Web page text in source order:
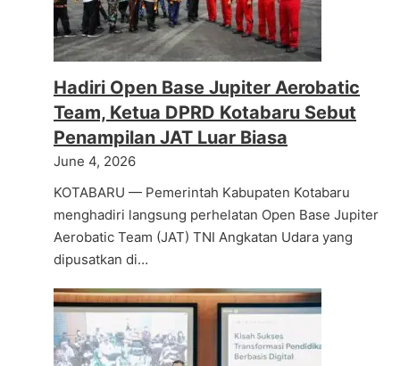
Hadiri Open Base Jupiter Aerobatic
Team, Ketua DPRD Kotabaru Sebut
Penampilan JAT Luar Biasa
June 4, 2026
KOTABARU — Pemerintah Kabupaten Kotabaru
menghadiri langsung perhelatan Open Base Jupiter
Aerobatic Team (JAT) TNI Angkatan Udara yang
dipusatkan di…